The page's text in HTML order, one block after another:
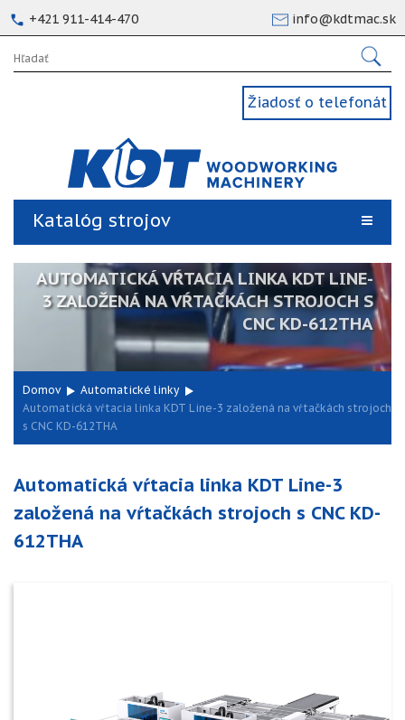
+421 911-414-470 info@kdtmac.sk
Žiadosť o telefonát
Katalóg strojov
AUTOMATICKÁ VŔTACIA LINKA KDT LINE-
3 ZALOŽENÁ NA VŔTAČKÁCH STROJOCH S
CNC KD-612THA
Domov
Automatické linky
Automatická vŕtacia linka KDT Line-3 založená na vŕtačkách strojoch
s CNC KD-612THA
Automatická vŕtacia linka KDT Line-3
založená na vŕtačkách strojoch s CNC KD-
612THA